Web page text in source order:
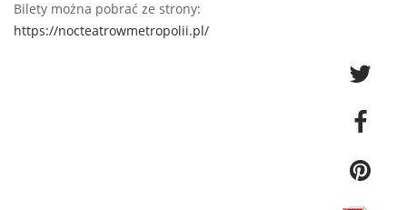
Bilety można pobrać ze strony:
https://nocteatrowmetropolii.pl/